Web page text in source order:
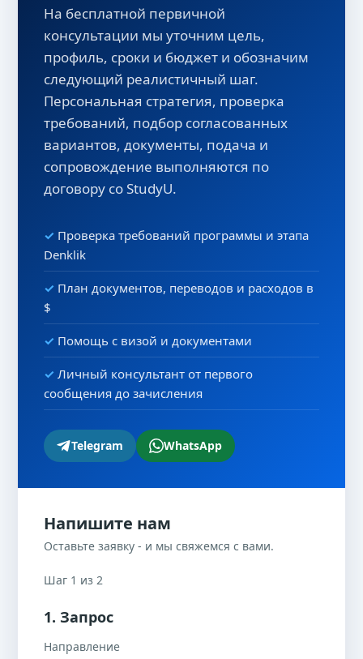
На бесплатной первичной
консультации мы уточним цель,
профиль, сроки и бюджет и обозначим
следующий реалистичный шаг.
Персональная стратегия, проверка
требований, подбор согласованных
вариантов, документы, подача и
сопровождение выполняются по
договору со StudyU.
Проверка требований программы и этапа
Denklik
План документов, переводов и расходов в
$
Помощь с визой и документами
Личный консультант от первого
сообщения до зачисления
Telegram WhatsApp
Напишите нам
Оставьте заявку - и мы свяжемся с вами.
Шаг 1 из 2
1. Запрос
Направление